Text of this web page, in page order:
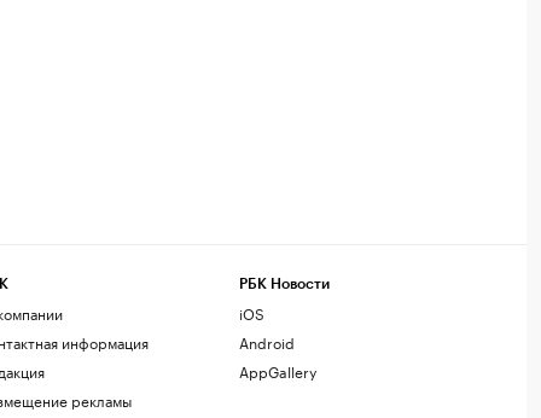
информация
рекламы
РБК Новости
iOS
Android
AppGallery